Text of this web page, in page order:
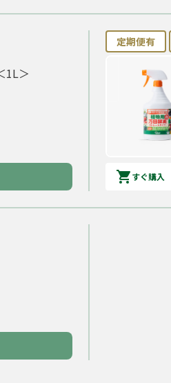
1L＞
定期便有
すぐ購入